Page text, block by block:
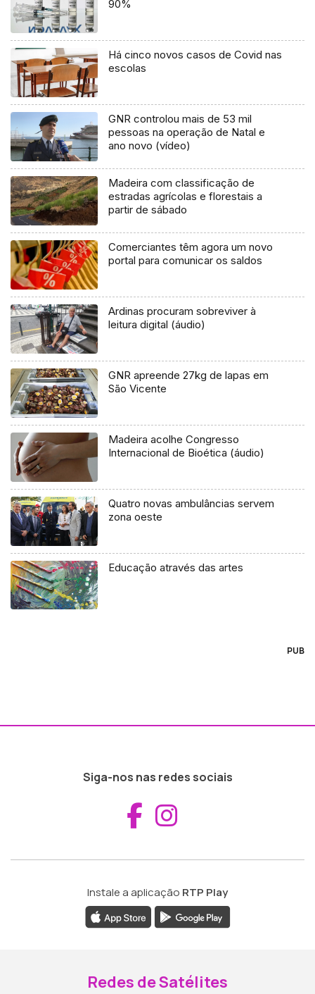
90%
Há cinco novos casos de Covid nas
escolas
GNR controlou mais de 53 mil
pessoas na operação de Natal e
ano novo (vídeo)
Madeira com classificação de
estradas agrícolas e florestais a
partir de sábado
Comerciantes têm agora um novo
portal para comunicar os saldos
Ardinas procuram sobreviver à
leitura digital (áudio)
GNR apreende 27kg de lapas em
São Vicente
Madeira acolhe Congresso
Internacional de Bioética (áudio)
Quatro novas ambulâncias servem
zona oeste
Educação através das artes
PUB
Siga-nos nas redes sociais
Aceder ao
Instale a aplicação RTP Play
Redes de Satélites